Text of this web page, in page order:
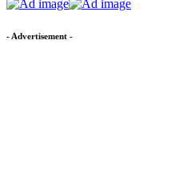
- Advertisement -